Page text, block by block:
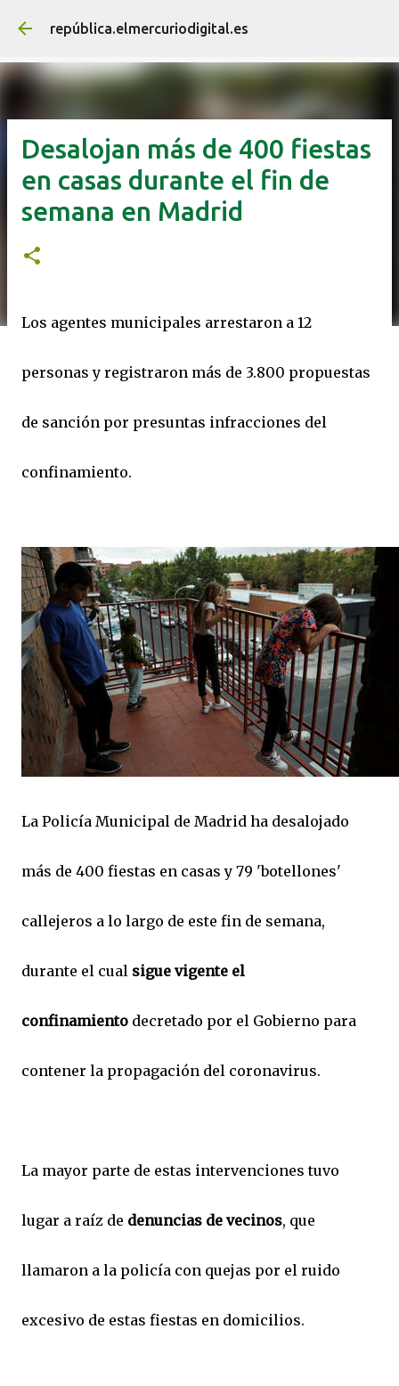
Ir al contenido principal
república.elmercuriodigital.es
Desalojan más de 400 fiestas
en casas durante el fin de
semana en Madrid
Los agentes municipales arrestaron a 12
personas y registraron más de 3.800 propuestas
de sanción por presuntas infracciones del
confinamiento.
La Policía Municipal de Madrid ha desalojado
más de 400 fiestas en casas y 79 'botellones'
callejeros a lo largo de este fin de semana,
durante el cual sigue vigente el
confinamiento decretado por el Gobierno para
contener la propagación del coronavirus.
La mayor parte de estas intervenciones tuvo
lugar a raíz de denuncias de vecinos, que
llamaron a la policía con quejas por el ruido
excesivo de estas fiestas en domicilios.